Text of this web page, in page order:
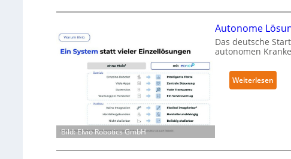
u
r
i
y
-
R
o
b
o
t
Bild: Elvio Robotics GmbH
Autonome
Das deutsche
autonomen
Weiterlesen:
A